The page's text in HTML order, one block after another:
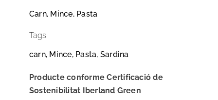
Carn, Mince, Pasta
Tags
carn, Mince, Pasta, Sardina
Producte conforme Certificació de
Sostenibilitat Iberland Green